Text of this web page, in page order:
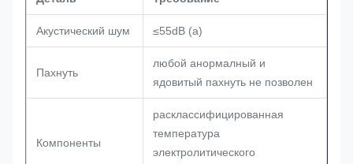
Акустический шум ≤55dB (a)
Пахнуть
любой анормалный и
ядовитый пахнуть не позволен
Компоненты
расклассифицированная
температура
электролитического